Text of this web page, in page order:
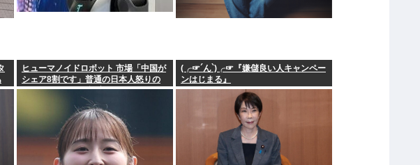
ヒューマノイドロボット 市場「中国が
シェア8割です」普通の日本人怒りの
フェイクニュース認定へ…
(╭☞´ん`)╭☞『嫌儲良い人キャンペー
ンはじまる』